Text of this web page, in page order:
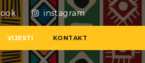
instagram
VIJESTI KONTAKT